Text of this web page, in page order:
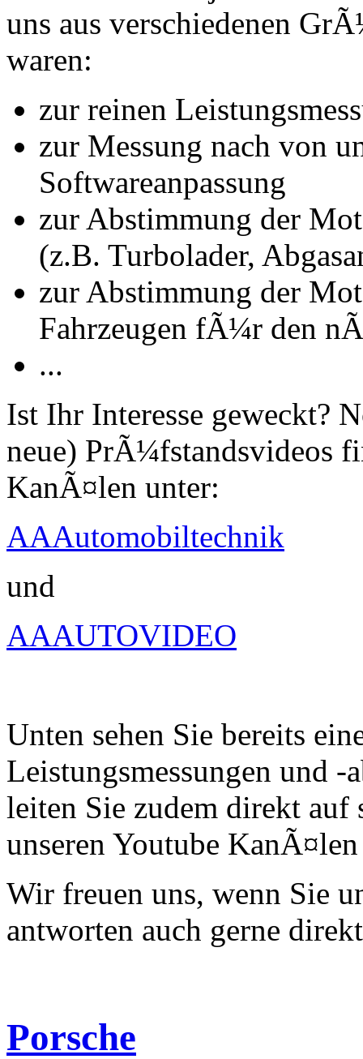
uns aus verschiedenen
waren:
zur reinen
zur Messung nach von
Softwareanpassung
zur Abstimmung der
(z.B. Turbolader,
zur Abstimmung der
Fahrzeugen fÃ¼r den
...
Ist Ihr Interesse geweckt?
neue) PrÃ¼fstandsvideos
KanÃ¤len unter:
AAAutomobiltechnik
und
AAAUTOVIDEO
Unten sehen Sie bereits
Leistungsmessungen und -
leiten Sie zudem direkt auf
unseren Youtube
Wir freuen uns, wenn Sie
antworten auch gerne
Porsche